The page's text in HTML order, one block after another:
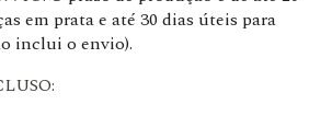
em prata e até 30 dias úteis para
inclui o envio).